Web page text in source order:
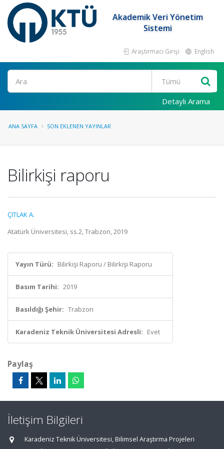
Akademik Veri Yönetim
Sistemi
Araştırmacı Girişi English
Ara
Detaylı Arama
ANA SAYFA SON EKLENEN YAYINLAR
Bilirkişi raporu
ÇITLAK A.
Atatürk Üniversitesi, ss.2, Trabzon, 2019
Yayın Türü: Bilirkişi Raporu / Bilirkişi Raporu
Basım Tarihi: 2019
Basıldığı Şehir: Trabzon
Karadeniz Teknik Üniversitesi Adresli: Evet
Paylaş
İletişim Bilgileri
Karadeniz Teknik Üniversitesi, Bilimsel Araştırma Projeleri